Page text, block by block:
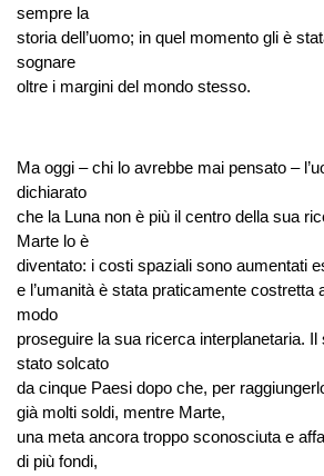
sempre la
storia dell’uomo; in quel momento gli è
sognare
oltre i margini del mondo stesso.
Ma oggi – chi lo avrebbe mai pensato –
dichiarato
che la Luna non è più il centro della sua
Marte lo è
diventato: i costi spaziali sono aumentati
e l’umanità è stata praticamente costretta
modo
proseguire la sua ricerca interplanetaria. Il
stato solcato
da cinque Paesi dopo che, per
già molti soldi, mentre Marte,
una meta ancora troppo sconosciuta e
di più fondi,